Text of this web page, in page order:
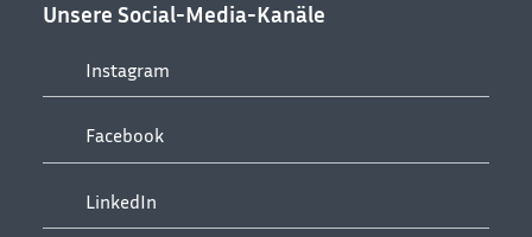
Unsere Social-Media-Kanäle
Instagram
Facebook
LinkedIn